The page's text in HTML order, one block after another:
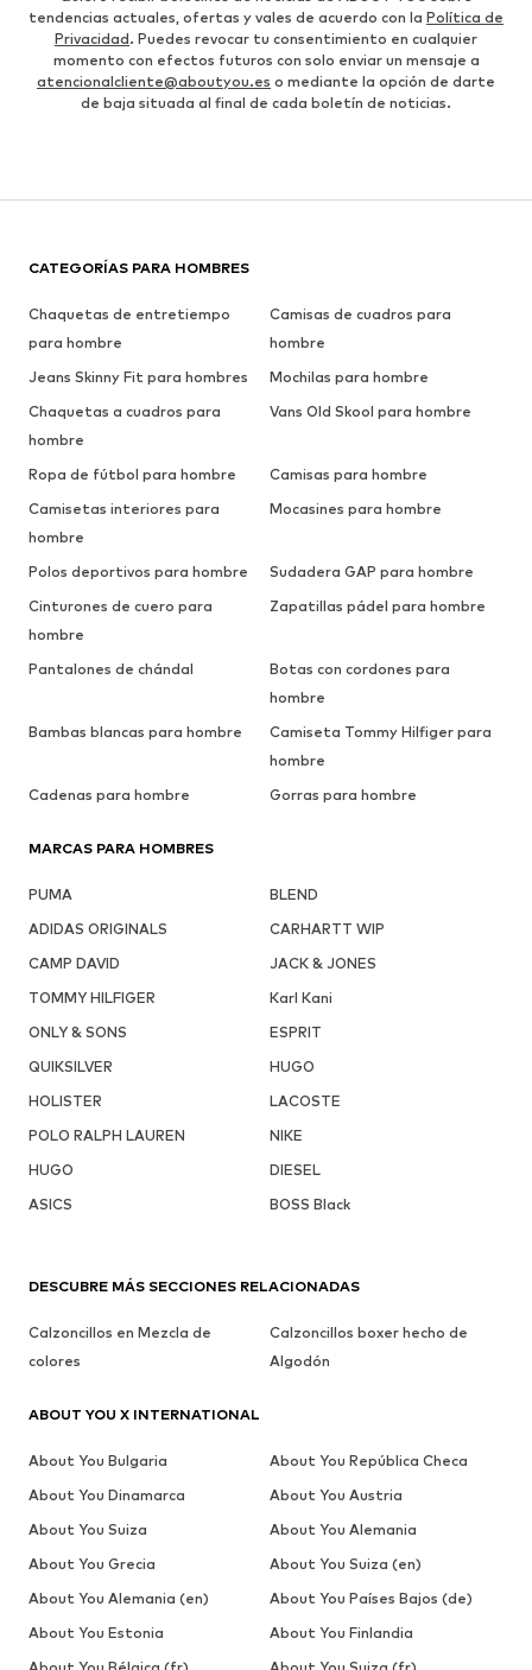
tendencias actuales, ofertas y vales de acuerdo con la Política de
Privacidad. Puedes revocar tu consentimiento en cualquier
momento con efectos futuros con solo enviar un mensaje a
atencionalcliente@aboutyou.es o mediante la opción de darte
de baja situada al final de cada boletín de noticias.
CATEGORÍAS PARA HOMBRES
Chaquetas de entretiempo
para hombre
Camisas de cuadros para
hombre
Jeans Skinny Fit para hombres
Mochilas para hombre
Chaquetas a cuadros para
hombre
Vans Old Skool para hombre
Ropa de fútbol para hombre
Camisas para hombre
Camisetas interiores para
hombre
Mocasines para hombre
Polos deportivos para hombre
Sudadera GAP para hombre
Cinturones de cuero para
hombre
Zapatillas pádel para hombre
Pantalones de chándal
Botas con cordones para
hombre
Bambas blancas para hombre
Camiseta Tommy Hilfiger para
hombre
Cadenas para hombre
Gorras para hombre
MARCAS PARA HOMBRES
PUMA
BLEND
ADIDAS ORIGINALS
CARHARTT WIP
CAMP DAVID
JACK & JONES
TOMMY HILFIGER
Karl Kani
ONLY & SONS
ESPRIT
QUIKSILVER
HUGO
HOLISTER
LACOSTE
POLO RALPH LAUREN
NIKE
HUGO
DIESEL
ASICS
BOSS Black
DESCUBRE MÁS SECCIONES RELACIONADAS
Calzoncillos en Mezcla de
colores
Calzoncillos boxer hecho de
Algodón
ABOUT YOU X INTERNATIONAL
About You Bulgaria
About You República Checa
About You Dinamarca
About You Austria
About You Suiza
About You Alemania
About You Grecia
About You Suiza (en)
About You Alemania (en)
About You Países Bajos (de)
About You Estonia
About You Finlandia